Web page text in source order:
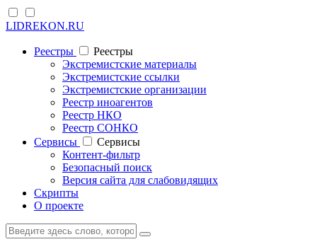
LIDREKON.RU
Реестры
Реестры
Экстремистские материалы
Экстремистские ссылки
Экстремистские организации
Реестр иноагентов
Реестр НКО
Реестр СОНКО
Cервисы
Cервисы
Контент-фильтр
Безопасный поиск
Версия сайта для слабовидящих
Скрипты
О проекте